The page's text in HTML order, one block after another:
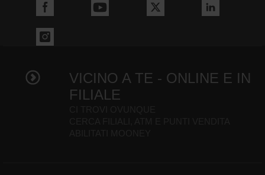
VICINO A TE - ONLINE E IN
FILIALE